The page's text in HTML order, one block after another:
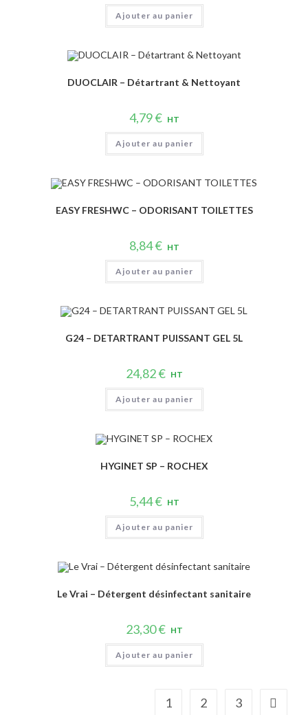
Ajouter au panier
DUOCLAIR – Détartrant & Nettoyant
4,79€ HT
Ajouter au panier
EASY FRESHWC – ODORISANT TOILETTES
8,84€ HT
Ajouter au panier
G24 – DETARTRANT PUISSANT GEL 5L
24,82€ HT
Ajouter au panier
HYGINET SP – ROCHEX
5,44€ HT
Ajouter au panier
Le Vrai – Détergent désinfectant sanitaire
23,30€ HT
Ajouter au panier
1 2 3